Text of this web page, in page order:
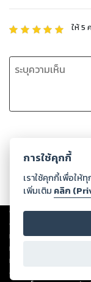
ให้5
Copyright ©2026
ต่อผลงานหรือเนื้อหาใดที่
ทรัพย์สินทางปัญญาของ
ทุกท่านโปรดใช้วิจารณญ
หนึ่งส่วนใดขัดต่อกฎหมา
ดำเนินการในทันที ทั้งนี้
การใช้คุกกี้
เราใช้คุกกี้เพื่อให้
เพิ่มเติม คลิก